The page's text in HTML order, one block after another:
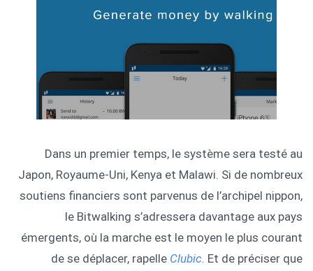
Dans un premier temps, le système sera testé au
Japon, Royaume-Uni, Kenya et Malawi. Si de nombreux
soutiens financiers sont parvenus de l’archipel nippon,
le Bitwalking s’adressera davantage aux pays
émergents, où la marche est le moyen le plus courant
de se déplacer, rapelle Clubic. Et de préciser que